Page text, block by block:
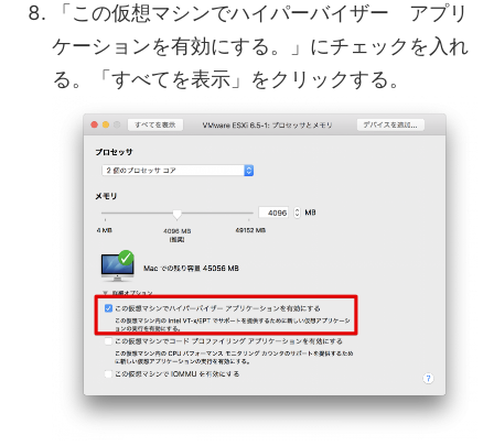
「この仮想マシンでハイパーバイザー アプリ
ケーションを有効にする。」にチェックを入れ
る。「すべてを表示」をクリックする。